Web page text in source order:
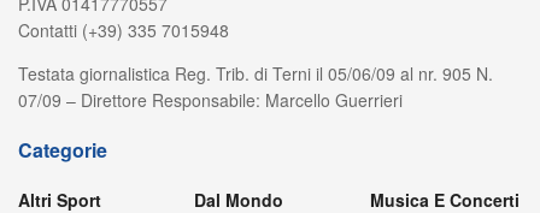
Contatti (+39) 335 7015948
Testata giornalistica Reg. Trib. di Terni il 05/06/09 al nr. 905 N.
07/09 – Direttore Responsabile: Marcello Guerrieri
Categorie
Altri Sport
Dal Mondo
Musica E Concerti